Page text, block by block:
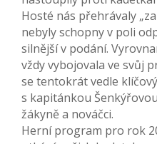
Hosté nás přehrávaly
nebyly schopny v poli
silnější v podání.
vždy vybojovala ve svůj
se tentokrát vedle
s kapitánkou
žákyně a nováčci.
Herní program pro rok